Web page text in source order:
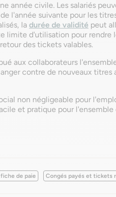
année civile. Les salariés
l'année suivante pour les
la durée de validité peut
limite d'utilisation pour
des tickets valables.
aux collaborateurs
contre de nouveaux titres
non négligeable pour
et pratique pour l'ensemble
de paie Congés payés et tickets